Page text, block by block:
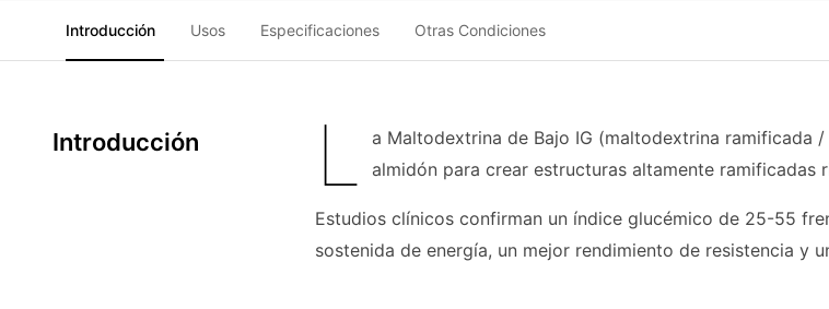
Introducción Usos Especificaciones Otras Condiciones
Introducción L
a Maltodextrina de Bajo IG (maltodextrina ramificada
almidón para crear estructuras altamente ramificadas
Estudios clínicos confirman un índice glucémico de 25-55
sostenida de energía, un mejor rendimiento de resistencia y